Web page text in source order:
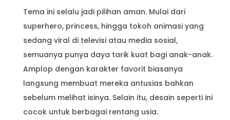
Tema ini selalu jadi pilihan aman. Mulai dari
superhero, princess, hingga tokoh animasi yang
sedang viral di televisi atau media sosial,
semuanya punya daya tarik kuat bagi anak-anak.
Amplop dengan karakter favorit biasanya
langsung membuat mereka antusias bahkan
sebelum melihat isinya. Selain itu, desain seperti ini
cocok untuk berbagai rentang usia.